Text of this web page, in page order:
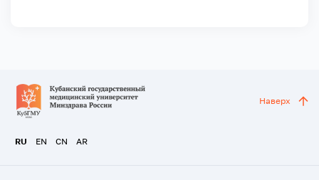
RU EN CN AR
Наверх